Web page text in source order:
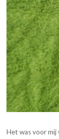
Het was voor mij